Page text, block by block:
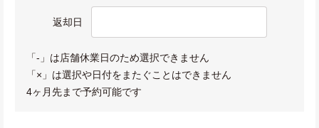
返却日
「-」は店舗休業日のため選択できません
「×」は選択や日付をまたぐことはできません
4ヶ月先まで予約可能です